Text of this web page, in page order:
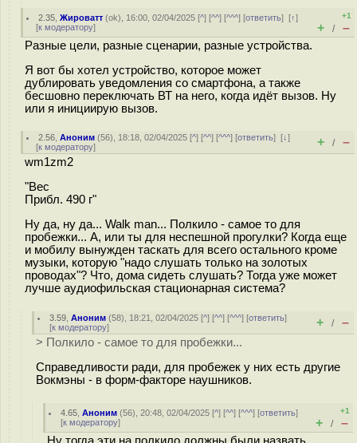
2.35 ,Жироватт (ok), 16:00, 02/04/2025 [^] [^^] [^^^] [ответить][↑]
[к модератору]
+1
+ / –
Разные цели, разные сценарии, разные устройства.
Я вот бы хотел устройство, которое может
дублировать уведомления со смартфона, а также
бесшовно переключать ВТ на него, когда идёт вызов. Ну
или я инициирую вызов.
2.56 ,Аноним (56), 18:18, 02/04/2025 [^] [^^] [^^^] [ответить][↓]
[к модератору] + / –
wm1zm2
"Вес
Прибл. 490 г"
Ну да, ну да... Walk man... Полкило - самое то для
пробежки... А, или ты для неспешной прогулки? Когда еще
и мобилу вынужден таскать для всего остального кроме
музыки, которую "надо слушать только на золотых
проводах"? Что, дома сидеть слушать? Тогда уже может
лучше аудиофильская стационарная система?
3.59 ,Аноним (58), 18:21, 02/04/2025 [^] [^^] [^^^] [ответить]
[к модератору] + / –
> Полкило - самое то для пробежки...
Справедливости ради, для пробежек у них есть другие
Вокмэны - в форм-факторе наушников.
4.65 ,Аноним (56), 20:48, 02/04/2025 [^] [^^] [^^^] [ответить]
[к модератору]
+1
+ / –